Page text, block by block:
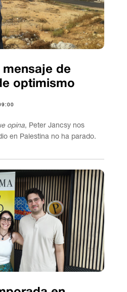
mensaje de
optimismo
opina, Peter Jancsy nos
en Palestina no ha parado.